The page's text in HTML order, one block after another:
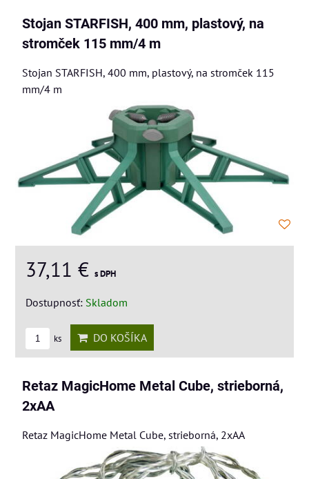
Stojan STARFISH, 400 mm, plastový, na
stromček 115 mm/4 m
Stojan STARFISH, 400 mm, plastový, na stromček 115
mm/4 m
37,11 € s DPH
Dostupnosť: Skladom
ks DO KOŠÍKA
Retaz MagicHome Metal Cube, strieborná,
2xAA
Retaz MagicHome Metal Cube, strieborná, 2xAA